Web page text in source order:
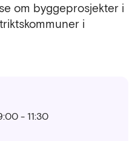
om byggeprosjekter i
i
- 11:30